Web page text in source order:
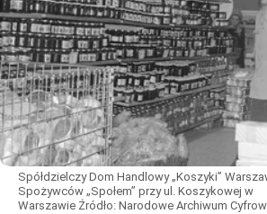
Spółdzielczy Dom Handlowy „Koszyki”
Spożywców „Społem” przy ul. Koszykowej w
Warszawie Źródło: Narodowe Archiwum